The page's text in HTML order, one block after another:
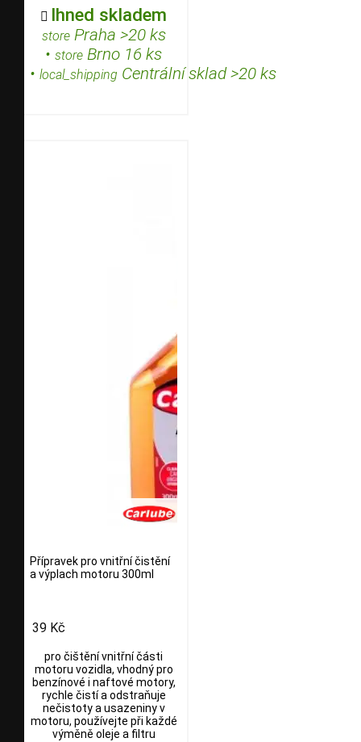
 Ihned skladem
storePraha >20 ks
• store Brno 16 ks
• local_shipping Centrální sklad >20 ks
Přípravek pro vnitřní čistění
a výplach motoru 300ml
39 Kč
pro čištění vnitřní části
motoru vozidla, vhodný pro
benzínové i naftové motory,
rychle čistí a odstraňuje
nečistoty a usazeniny v
motoru, používejte při každé
výměně oleje a filtru